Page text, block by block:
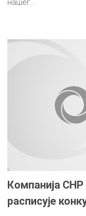
нашег...
Компанија
расписује